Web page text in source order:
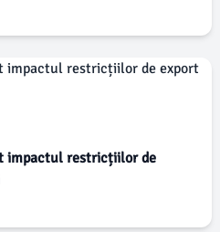
impactul restricțiilor de